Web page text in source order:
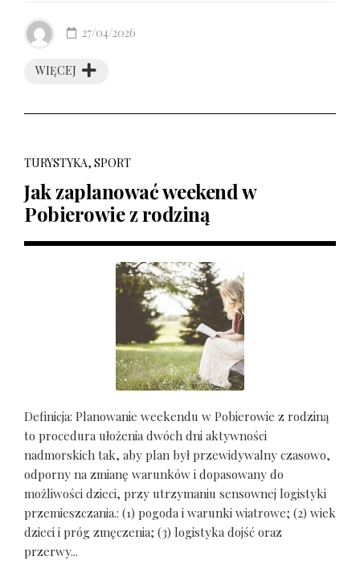
WIĘCEJ
27/04/2026
TURYSTYKA, SPORT
Jak zaplanować weekend w
Pobierowie z rodziną
Definicja: Planowanie weekendu w Pobierowie z rodziną
to procedura ułożenia dwóch dni aktywności
nadmorskich tak, aby plan był przewidywalny czasowo,
odporny na zmianę warunków i dopasowany do
możliwości dzieci, przy utrzymaniu sensownej logistyki
przemieszczania.: (1) pogoda i warunki wiatrowe; (2) wiek
dzieci i próg zmęczenia; (3) logistyka dojść oraz
przerwy...